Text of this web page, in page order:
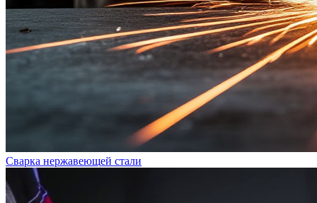
Сварка нержавеющей стали